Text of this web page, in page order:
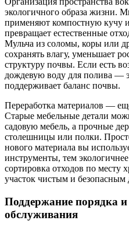
экологичного образа жизни.
применяют компостную кучу
превращает естественные
Мульча из соломы, коры или
сохранять влагу, уменьшает
структуру почвы. Если есть
дождевую воду для полива —
поддерживает баланс почвы.
Переработка материалов —
Старые мебельные детали
садовую мебель, а прочные
столешницы или полки.
нового материала вы
инструменты, тем
сортировка отходов по месту
участок чистым и безопасным
Поддержание порядка и
обслуживания